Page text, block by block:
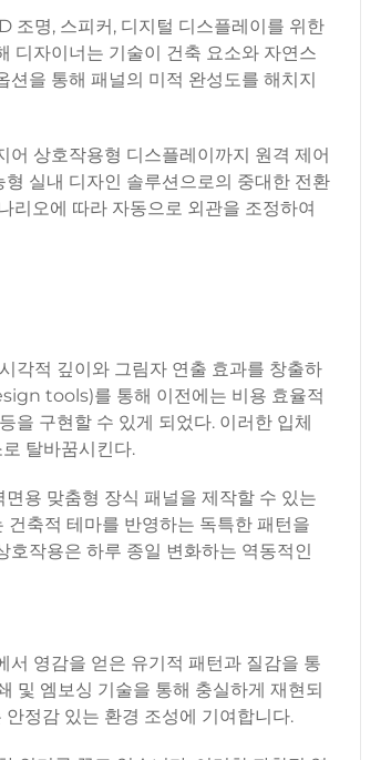
조명, 스피커, 디지털 디스플레이를 위한
디자이너는 기술이 건축 요소와 자연스
을 통해 패널의 미적 완성도를 해치지
어 상호작용형 디스플레이까지 원격 제어
실내 디자인 솔루션으로의 중대한 전환
리오에 따라 자동으로 외관을 조정하여
각적 깊이와 그림자 연출 효과를 창출하
tools)를 통해 이전에는 비용 효율적
을 구현할 수 있게 되었다. 이러한 입체
탈바꿈시킨다.
용 맞춤형 장식 패널을 제작할 수 있는
축적 테마를 반영하는 독특한 패턴을
호작용은 하루 종일 변화하는 역동적인
서 영감을 얻은 유기적 패턴과 질감을 통
및 엠보싱 기술을 통해 충실하게 재현되
정감 있는 환경 조성에 기여합니다.